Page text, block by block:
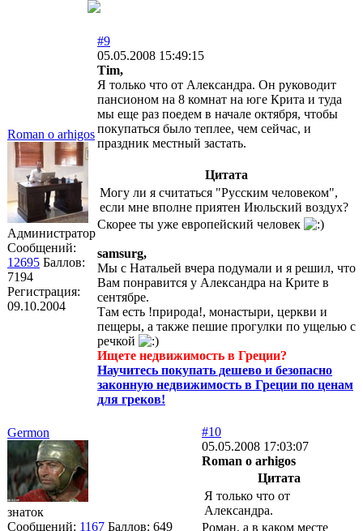
Roman o arhigos
Администратор
Сообщений:
12695 Баллов:
7194
Регистрация:
09.10.2004
#9
05.05.2008 15:49:15
Tim,
Я только что от Александра. Он руководит
пансионом на 8 комнат на юге Крита и туда
мы еще раз поедем в начале октября, чтобы
покупаться было теплее, чем сейчас, и
праздник местный застать.
Цитата
Могу ли я считаться "Русским человеком",
если мне вполне приятен Июльский воздух?
Скорее ты уже европейский человек
samsurg,
Мы с Натальей вчера подумали и я решил, что
Вам понравится у Александра на Крите в
сентябре.
Там есть !природа!, монастыри, церкви и
пещеры, а также пешие прогулки по ущелью с
речкой
Ищете недвижимость в Греции?
Научитесь покупать дешево и безопасно
законную недвижимость в Греции по ценам
для греков!
Germon
знаток
Сообщений: 1167 Баллов: 649
#10
05.05.2008 17:03:07
Roman o arhigos
Цитата
Я только что от
Александра.
Роман, а в каком месте